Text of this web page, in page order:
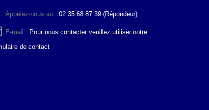
Appelez-nous au : 02 35 68 87 39 (Répondeur)
E-mail : Pour nous contacter veuillez utiliser notre
de contact